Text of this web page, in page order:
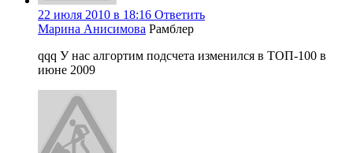
22 июля 2010 в 18:16 Ответить
Марина Анисимова Рамблер
qqq У нас алгортим подсчета изменился в ТОП-100 в
июне 2009